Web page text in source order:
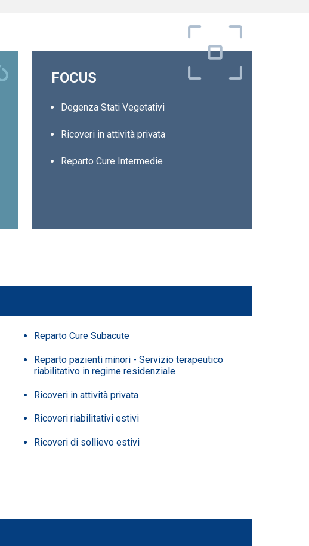
FOCUS
Degenza Stati Vegetativi
Ricoveri in attività privata
Reparto Cure Intermedie
Reparto Cure Subacute
Reparto pazienti minori - Servizio terapeutico
riabilitativo in regime residenziale
Ricoveri in attività privata
Ricoveri riabilitativi estivi
Ricoveri di sollievo estivi